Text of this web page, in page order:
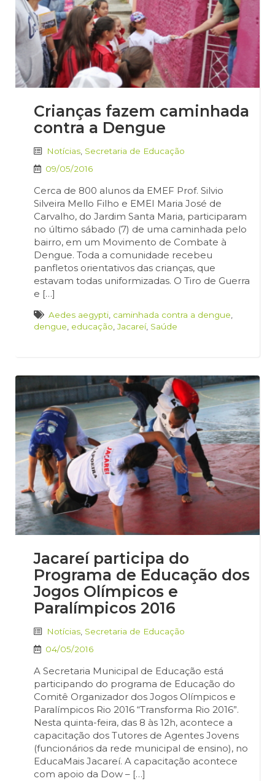
Crianças fazem caminhada
contra a Dengue
Notícias Secretaria de Educação
09/05/2016
Cerca de 800 alunos da EMEF Prof. Silvio
Silveira Mello Filho e EMEI Maria José de
Carvalho, do Jardim Santa Maria, participaram
no último sábado (7) de uma caminhada pelo
bairro, em um Movimento de Combate à
Dengue. Toda a comunidade recebeu
panfletos orientativos das crianças, que
estavam todas uniformizadas. O Tiro de Guerra
e […]
Aedes aegypti caminhada contra a dengue
dengue educação ,Jacareí, Saúde
Jacareí participa do
Programa de Educação dos
Jogos Olímpicos e
Paralímpicos 2016
Notícias Secretaria de Educação
04/05/2016
A Secretaria Municipal de Educação está
participando do programa de Educação do
Comitê Organizador dos Jogos Olímpicos e
Paralímpicos Rio 2016 “Transforma Rio 2016”.
Nesta quinta-feira, das 8 às 12h, acontece a
capacitação dos Tutores de Agentes Jovens
(funcionários da rede municipal de ensino), no
EducaMais Jacareí. A capacitação acontece
com apoio da Dow – […]